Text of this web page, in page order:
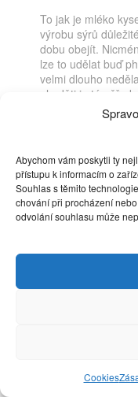
Abychom vám poskytli ty
přístupu k informacím o
Souhlas s těmito
chování při procházení
odvolání souhlasu může
Cookies
To jak je mléko
výrobu sýrů
dobu obejít.
lze to udělat buď
velmi dlouho
ale děti je téměř
pan domácí
metr nyní už
Velmi plodná
Nyní používám přímo
Drobné
Výborná
nutné ale
Další malá